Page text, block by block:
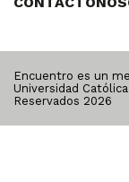
Encuentro es un
Universidad
Reservados 2026